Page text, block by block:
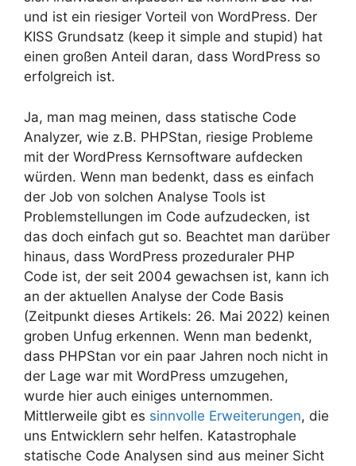
und ist ein riesiger Vorteil von WordPress. Der
KISS Grundsatz (keep it simple and stupid) hat
einen großen Anteil daran, dass WordPress so
erfolgreich ist.
Ja, man mag meinen, dass statische Code
Analyzer, wie z.B. PHPStan, riesige Probleme
mit der WordPress Kernsoftware aufdecken
würden. Wenn man bedenkt, dass es einfach
der Job von solchen Analyse Tools ist
Problemstellungen im Code aufzudecken, ist
das doch einfach gut so. Beachtet man darüber
hinaus, dass WordPress prozeduraler PHP
Code ist, der seit 2004 gewachsen ist, kann ich
an der aktuellen Analyse der Code Basis
(Zeitpunkt dieses Artikels: 26. Mai 2022) keinen
groben Unfug erkennen. Wenn man bedenkt,
dass PHPStan vor ein paar Jahren noch nicht in
der Lage war mit WordPress umzugehen,
wurde hier auch einiges unternommen.
Mittlerweile gibt es sinnvolle Erweiterungen, die
uns Entwicklern sehr helfen. Katastrophale
statische Code Analysen sind aus meiner Sicht